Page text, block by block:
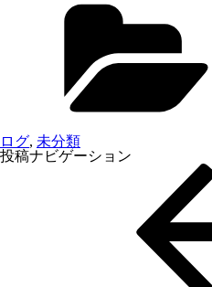
ログ, 未分類
投稿ナビゲーション